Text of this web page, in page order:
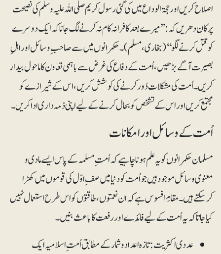
اصلاح کریں اور حجۃ الوداع میں کی گئی رسول کریم صلی اللہ علیہ وسلم کی نصیحت
پر کان دھریں کہ: ’’میرے بعد کافرانہ کام نہ کرنے لگ جانا کہ ایک دوسرے
کو قتل کرنے لگو‘‘ (بخاری،مسلم)۔ حکمرانوں میں سے صاحب ِ وسائل اور اہلِ
بصیرت آگے بڑھیں، اُمت کے دفاع کی غرض سے باہمی تعاون کاماحول بیدار
کریں۔ اُمت کی مشکلات دُور کرنے کی کوشش کریں، اس کے شیرازے کو
مجتمع کریں اور اس کے تشخص کو بحال کرنے کے لیے اپنی ذمہ داری ادا کریں۔
اُمت کے وسائل اور امکانات
مسلمان حکمرانوں کو یہ علم ہونا چاہیے کہ اُمت ِمسلمہ کے پاس ایسے مادی و
معنوی وسائل موجود ہیں جو اُمت کو دنیا میں صف ِ اوّل کی قوموں میں کھڑا
کرسکتے ہیں۔ مقامِ افسوس ہے کہ ان نعمتوں، طاقتوں کو اس طرح استعمال نہیں
کیا جاتا کہ یہ اُمت کے لیے فائدے اور رفعت کا باعث بنیں۔
عددی اکثریت:تازہ اعداد و شمار کے مطابق اُمت ِاسلامیہ ایک